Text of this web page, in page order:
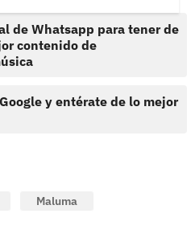
de Whatsapp para tener de
contenido de
y entérate de lo mejor
Maluma